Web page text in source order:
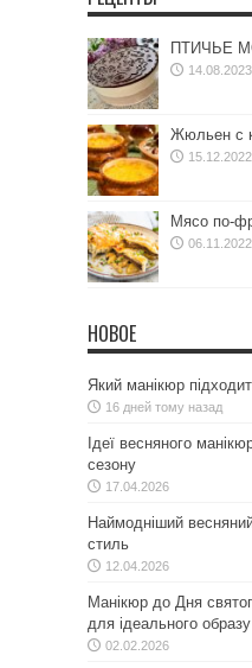
ПТИЧЬЕ
14.08.2023
Жюльен с
15.12.2022
Мясо по-
06.11.2022
НОВОЕ
Який манікюр
16 дней тому назад
Ідеї весняного
сезону
17.04.2026
Наймодніший
стиль
12.04.2026
Манікюр до Дня
для ідеального образу
02.02.2026